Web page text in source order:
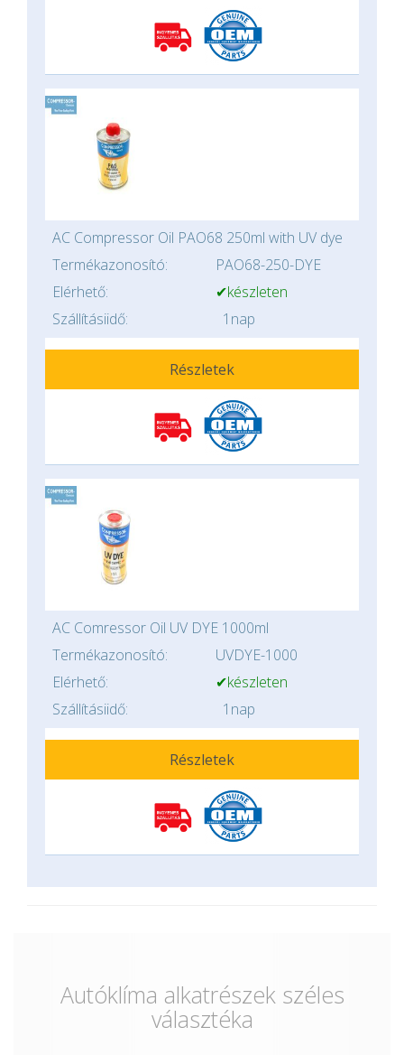
AC Compressor Oil PAO68 250ml with UV dye
Termékazonosító:
PAO68-250-DYE
Elérhető:
✔készleten
Szállításiidő:
1nap
Részletek
AC Comressor Oil UV DYE 1000ml
Termékazonosító:
UVDYE-1000
Elérhető:
✔készleten
Szállításiidő:
1nap
Részletek
Autóklíma alkatrészek széles
választéka